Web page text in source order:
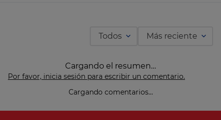
Cargando el resumen…
Por favor, inicia sesión para escribir un comentario.
Más reciente
Todos
Cargando comentarios…